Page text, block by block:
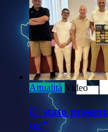
Attualità Video
E’ stato
tu!”